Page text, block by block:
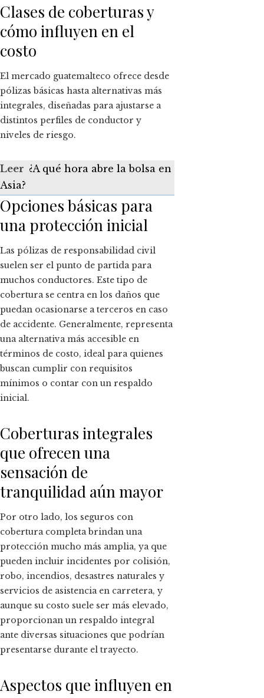
Clases de coberturas y
cómo influyen en el
costo
El mercado guatemalteco ofrece desde
pólizas básicas hasta alternativas más
integrales, diseñadas para ajustarse a
distintos perfiles de conductor y
niveles de riesgo.
Leer ¿A qué hora abre la bolsa en
Asia?
Opciones básicas para
una protección inicial
Las pólizas de responsabilidad civil
suelen ser el punto de partida para
muchos conductores. Este tipo de
cobertura se centra en los daños que
puedan ocasionarse a terceros en caso
de accidente. Generalmente, representa
una alternativa más accesible en
términos de costo, ideal para quienes
buscan cumplir con requisitos
mínimos o contar con un respaldo
inicial.
Coberturas integrales
que ofrecen una
sensación de
tranquilidad aún mayor
Por otro lado, los seguros con
cobertura completa brindan una
protección mucho más amplia, ya que
pueden incluir incidentes por colisión,
robo, incendios, desastres naturales y
servicios de asistencia en carretera, y
aunque su costo suele ser más elevado,
proporcionan un respaldo integral
ante diversas situaciones que podrían
presentarse durante el trayecto.
Aspectos que influyen en